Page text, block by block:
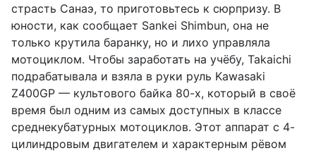
страсть Санаэ, то приготовьтесь к сюрпризу. В
юности, как сообщает Sankei Shimbun, она не
только крутила баранку, но и лихо управляла
мотоциклом. Чтобы заработать на учёбу, Takaichi
подрабатывала и взяла в руки руль Kawasaki
Z400GP — культового байка 80-х, который в своё
время был одним из самых доступных в классе
среднекубатурных мотоциклов. Этот аппарат с 4-
цилиндровым двигателем и характерным рёвом